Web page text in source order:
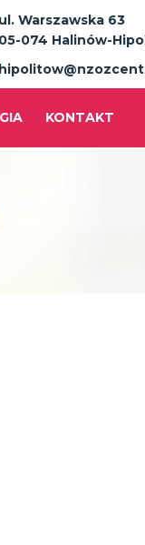
ul. Warszawska 63
05-074 Halinów-
KONTAKT